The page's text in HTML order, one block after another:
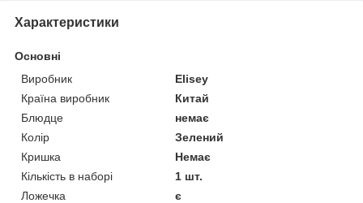
Характеристики
Основні
Виробник
Elisey
Країна виробник
Китай
Блюдце
немає
Колір
Зелений
Кришка
Немає
Кількість в наборі
1 шт.
Ложечка
є